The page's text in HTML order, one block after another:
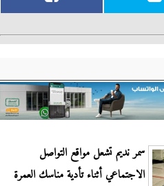
سمر نديم تشعل مواقع التواصل
الاجتماعي أثناء تأدية مناسك العمرة